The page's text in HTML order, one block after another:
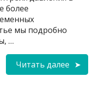
более
мы подробно
…
Читать далее